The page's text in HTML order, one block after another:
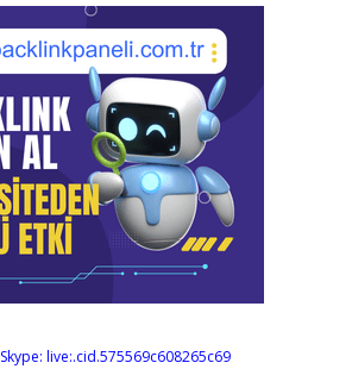
Skype: live:.cid.575569c608265c69